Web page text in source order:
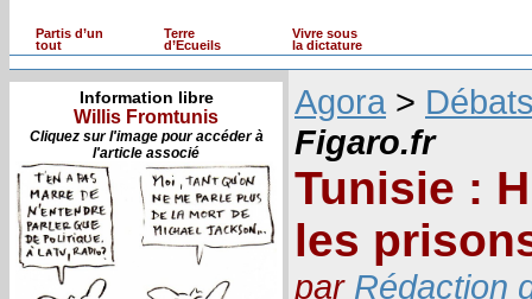
Partis d’un
tout
Terre
d’Ecueils
Vivre sous
la dictature
Information libre
Willis Fromtunis
Cliquez sur l'image pour accéder à
l'article associé
Agora >
Figaro.fr
Tunisie :
les
par Rédaction